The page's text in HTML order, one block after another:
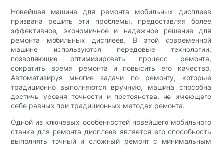
Новейшая машина для ремонта мобильных дисплеев
призвана решить эти проблемы, предоставляя более
эффективное, экономичное и надежное решение для
ремонта мобильных дисплеев. В этой современной
машине используются передовые технологии,
позволяющие оптимизировать процесс ремонта,
сократить время ремонта и повысить его качество.
Автоматизируя многие задачи по ремонту, которые
традиционно выполняются вручную, машина способна
достичь уровня точности и постоянства, не имеющего
себе равных при традиционных методах ремонта.
Одной из ключевых особенностей новейшего мобильного
станка для ремонта дисплеев является его способность
выполнять точный и сложный ремонт с минимальным